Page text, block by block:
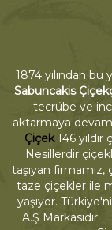
1874 yılından
Sabuncakis
tecrübe ve
aktarmaya
Çiçek146
Nesillerdir
taşıyan firmamız,
taze çiçekler ile
yaşıyor.
A.Ş